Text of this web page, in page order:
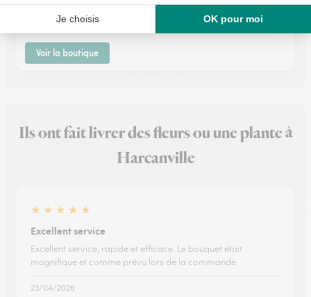
★★
4.7 (89)
Voir la boutique
Ils ont fait livrer des fleurs ou une plante à
Harcanville
★ ★ ★ ★ ★
Excellent service
Excellent service, rapide et efficace. Le bouquet était
magnifique et comme prévu lors de la commande
23/04/2026